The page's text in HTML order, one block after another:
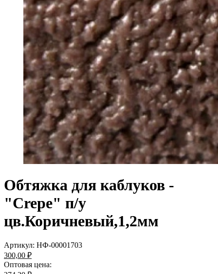
Обтяжка для каблуков -
"Crepe" п/у
цв.Коричневый,1,2мм
Артикул: НФ-00001703
300,00 ₽
Оптовая цена: